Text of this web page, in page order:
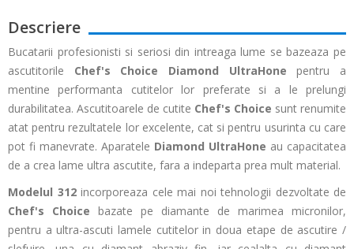
Descriere
Bucatarii profesionisti si seriosi din intreaga lume se bazeaza pe
ascutitorile Chef's Choice Diamond UltraHone pentru a
mentine performanta cutitelor lor preferate si a le prelungi
durabilitatea. Ascutitoarele de cutite Chef's Choice sunt renumite
atat pentru rezultatele lor excelente, cat si pentru usurinta cu care
pot fi manevrate. Aparatele Diamond UltraHone au capacitatea
de a crea lame ultra ascutite, fara a indeparta prea mult material.
Modelul 312 incorporeaza cele mai noi tehnologii dezvoltate de
Chef's Choice bazate pe diamante de marimea micronilor,
pentru a ultra-ascuti lamele cutitelor in doua etape de ascutire /